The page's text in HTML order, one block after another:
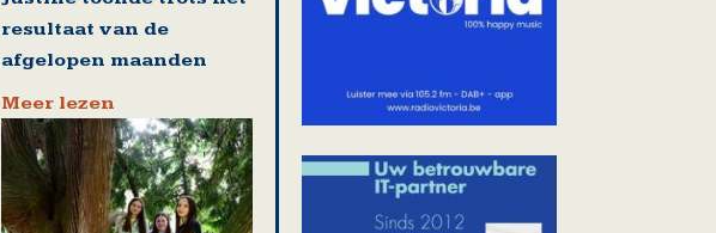
resultaat van de
afgelopen maanden
Meer lezen